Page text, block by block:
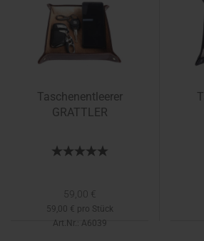
Taschenentleerer
GRATTLER
59,00 €
59,00 € pro Stück
Art.Nr.: A6039